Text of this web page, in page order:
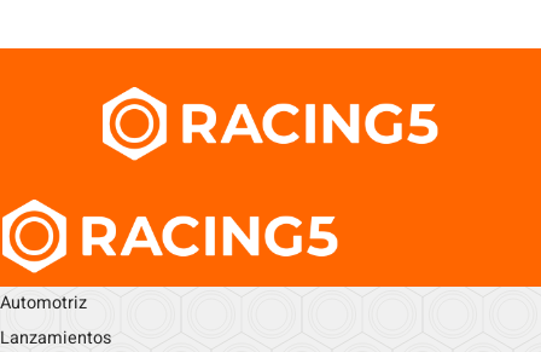
Automotriz
Lanzamientos